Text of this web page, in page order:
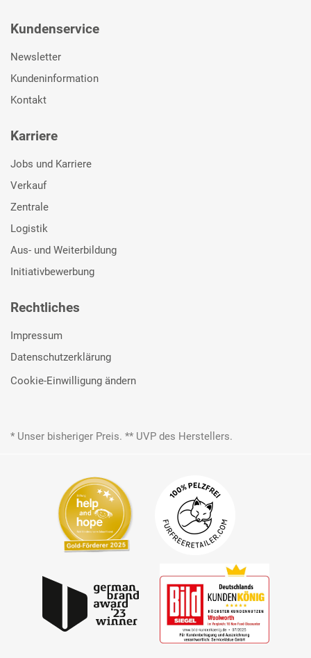
Kundenservice
Newsletter
Kundeninformation
Kontakt
Karriere
Jobs und Karriere
Verkauf
Zentrale
Logistik
Aus- und Weiterbildung
Initiativbewerbung
Rechtliches
Impressum
Datenschutzerklärung
Cookie-Einwilligung ändern
* Unser bisheriger Preis. ** UVP des Herstellers.